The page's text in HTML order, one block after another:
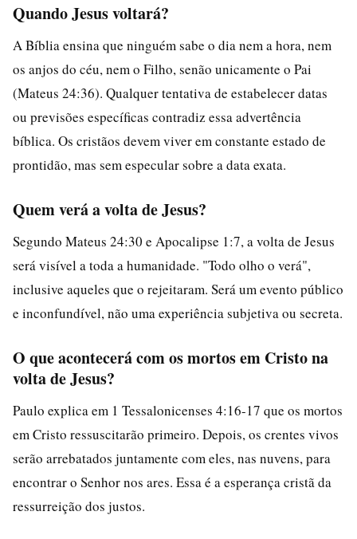
Quando Jesus voltará?
A Bíblia ensina que ninguém sabe o dia nem a hora, nem
os anjos do céu, nem o Filho, senão unicamente o Pai
(Mateus 24:36). Qualquer tentativa de estabelecer datas
ou previsões específicas contradiz essa advertência
bíblica. Os cristãos devem viver em constante estado de
prontidão, mas sem especular sobre a data exata.
Quem verá a volta de Jesus?
Segundo Mateus 24:30 e Apocalipse 1:7, a volta de Jesus
será visível a toda a humanidade. "Todo olho o verá",
inclusive aqueles que o rejeitaram. Será um evento público
e inconfundível, não uma experiência subjetiva ou secreta.
O que acontecerá com os mortos em Cristo na
volta de Jesus?
Paulo explica em 1 Tessalonicenses 4:16-17 que os mortos
em Cristo ressuscitarão primeiro. Depois, os crentes vivos
serão arrebatados juntamente com eles, nas nuvens, para
encontrar o Senhor nos ares. Essa é a esperança cristã da
ressurreição dos justos.